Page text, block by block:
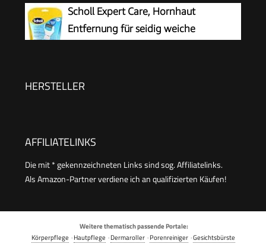
Hornhautfeile für samtweiche Füsse -
Professionelle Fußpflege sicher & schnell Zur
Hornhautentfernung auf nassen und trockenen
Scholl Expert Care, Hornhaut
Entfernung für seidig weiche
Meeresmineralien Rolle für präzise Ergebnisse,1
HERSTELLER
AFFILIATELINKS
Die mit * gekennzeichneten Links sind sog. Affiliatelinks.
Als Amazon-Partner verdiene ich an qualifizierten Käufen!
Weitere thematisch passende Portale:
Körperpflege ·Hautpflege ·Dermaroller·Porenreiniger·Gesichtsbürste